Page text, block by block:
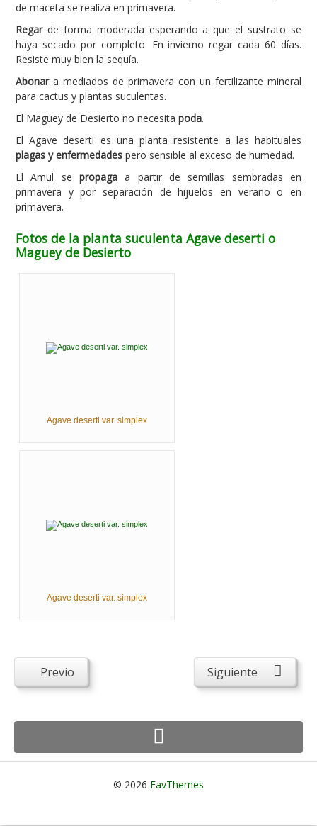
de maceta se realiza en primavera.
Regarde forma moderada esperando a que el sustrato se
haya secado por completo. En invierno regar cada 60 días.
Resiste muy bien la sequía.
Abonara mediados de primavera con un fertilizante mineral
para cactus y plantas suculentas.
El Maguey de Desierto no necesita poda.
El Agave deserti es una planta resistente a las habituales
plagas y enfermedades pero sensible al exceso de humedad.
El Amul se propaga a partir de semillas sembradas en
primavera y por separación de hijuelos en verano o en
primavera.
Fotos de la planta suculenta Agave deserti o
Maguey de Desierto
Agave deserti var. simplex
Agave deserti var. simplex
Previo Siguiente
© 2026 FavThemes